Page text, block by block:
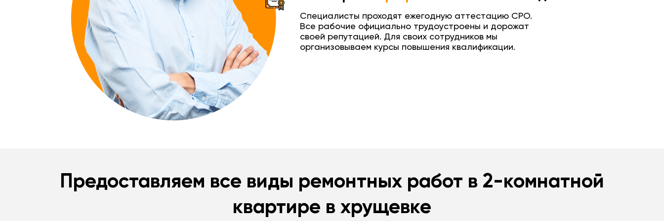
Хочу такой ремонт
Хочу такой ремонт
Специалисты проходят ежегодную аттестацию СРО.
Все рабочие официально трудоустроены и дорожат
своей репутацией. Для своих сотрудников мы
организовываем курсы повышения квалификации.
Предоставляем все виды ремонтных работ в 2-комнатной
квартире в хрущевке